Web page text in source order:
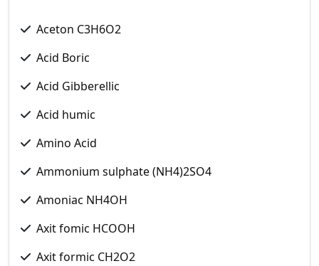
Aceton C3H6O2
Acid Boric
Acid Gibberellic
Acid humic
Amino Acid
Ammonium sulphate (NH4)2SO4
Amoniac NH4OH
Axit fomic HCOOH
Axit formic CH2O2